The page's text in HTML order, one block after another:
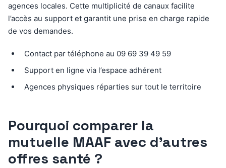
agences locales. Cette multiplicité de canaux facilite
l’accès au support et garantit une prise en charge rapide
de vos demandes.
Contact par téléphone au 09 69 39 49 59
Support en ligne via l’espace adhérent
Agences physiques réparties sur tout le territoire
Pourquoi comparer la
mutuelle MAAF avec d’autres
offres santé ?